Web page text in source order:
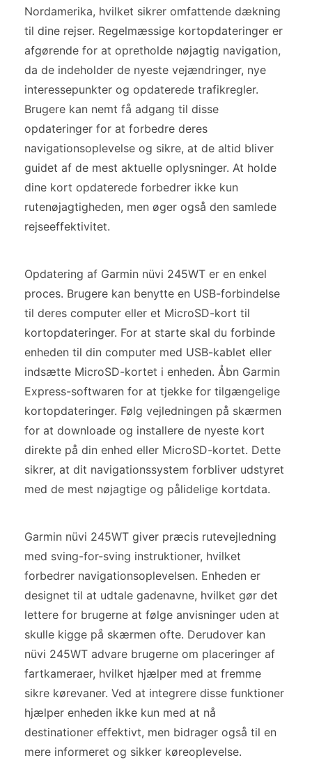
Nordamerika, hvilket sikrer omfattende dækning
til dine rejser. Regelmæssige kortopdateringer er
afgørende for at opretholde nøjagtig navigation,
da de indeholder de nyeste vejændringer, nye
interessepunkter og opdaterede trafikregler.
Brugere kan nemt få adgang til disse
opdateringer for at forbedre deres
navigationsoplevelse og sikre, at de altid bliver
guidet af de mest aktuelle oplysninger. At holde
dine kort opdaterede forbedrer ikke kun
rutenøjagtigheden, men øger også den samlede
rejseeffektivitet.
Opdatering af Garmin nüvi 245WT er en enkel
proces. Brugere kan benytte en USB-forbindelse
til deres computer eller et MicroSD-kort til
kortopdateringer. For at starte skal du forbinde
enheden til din computer med USB-kablet eller
indsætte MicroSD-kortet i enheden. Åbn Garmin
Express-softwaren for at tjekke for tilgængelige
kortopdateringer. Følg vejledningen på skærmen
for at downloade og installere de nyeste kort
direkte på din enhed eller MicroSD-kortet. Dette
sikrer, at dit navigationssystem forbliver udstyret
med de mest nøjagtige og pålidelige kortdata.
Garmin nüvi 245WT giver præcis rutevejledning
med sving-for-sving instruktioner, hvilket
forbedrer navigationsoplevelsen. Enheden er
designet til at udtale gadenavne, hvilket gør det
lettere for brugerne at følge anvisninger uden at
skulle kigge på skærmen ofte. Derudover kan
nüvi 245WT advare brugerne om placeringer af
fartkameraer, hvilket hjælper med at fremme
sikre kørevaner. Ved at integrere disse funktioner
hjælper enheden ikke kun med at nå
destinationer effektivt, men bidrager også til en
mere informeret og sikker køreoplevelse.